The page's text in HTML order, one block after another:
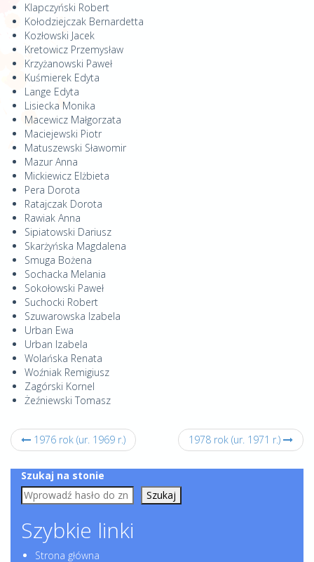
Klapczyński Robert
Kołodziejczak Bernardetta
Kozłowski Jacek
Kretowicz Przemysław
Krzyżanowski Paweł
Kuśmierek Edyta
Lange Edyta
Lisiecka Monika
Macewicz Małgorzata
Maciejewski Piotr
Matuszewski Sławomir
Mazur Anna
Mickiewicz Elżbieta
Pera Dorota
Ratajczak Dorota
Rawiak Anna
Sipiatowski Dariusz
Skarżyńska Magdalena
Smuga Bożena
Sochacka Melania
Sokołowski Paweł
Suchocki Robert
Szuwarowska Izabela
Urban Ewa
Urban Izabela
Wolańska Renata
Woźniak Remigiusz
Zagórski Kornel
Żeźniewski Tomasz
1976 rok (ur. 1969 r.) 1978 rok (ur. 1971 r.)
Szukaj na stonie
Szukaj
Szybkie linki
Strona główna